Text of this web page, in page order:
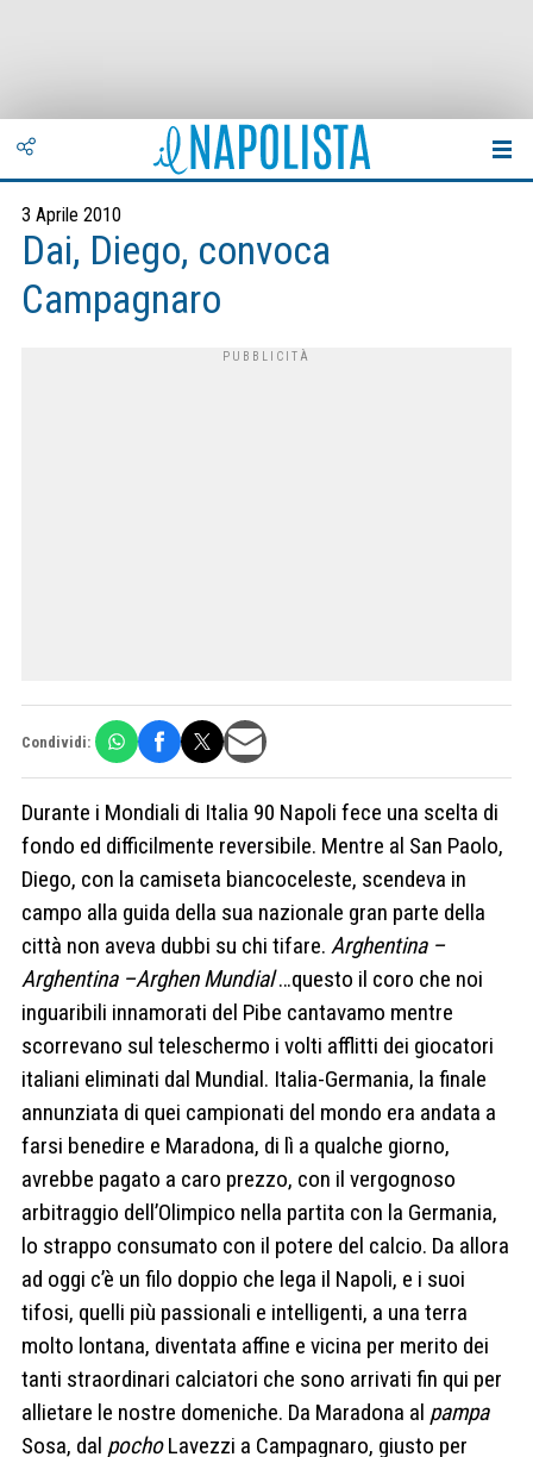
3 Aprile 2010
Dai, Diego, convoca
Campagnaro
Condividi:
Durante i Mondiali di Italia 90 Napoli fece una scelta di
fondo ed difficilmente reversibile. Mentre al San Paolo,
Diego, con la camiseta biancoceleste, scendeva in
campo alla guida della sua nazionale gran parte della
città non aveva dubbi su chi tifare. Arghentina –
Arghentina –Arghen Mundial…questo il coro che noi
inguaribili innamorati del Pibe cantavamo mentre
scorrevano sul teleschermo i volti afflitti dei giocatori
italiani eliminati dal Mundial. Italia-Germania, la finale
annunziata di quei campionati del mondo era andata a
farsi benedire e Maradona, di lì a qualche giorno,
avrebbe pagato a caro prezzo, con il vergognoso
arbitraggio dell’Olimpico nella partita con la Germania,
lo strappo consumato con il potere del calcio. Da allora
ad oggi c’è un filo doppio che lega il Napoli, e i suoi
tifosi, quelli più passionali e intelligenti, a una terra
molto lontana, diventata affine e vicina per merito dei
tanti straordinari calciatori che sono arrivati fin qui per
allietare le nostre domeniche. Da Maradona al pampa
Sosa, dal pochoLavezzi a Campagnaro, giusto per